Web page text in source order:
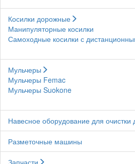
Косилки дорожные
Манипуляторные косилки
Самоходные косилки с
Мульчеры
Мульчеры Femac
Мульчеры Suokone
Навесное оборудование для очистки
Разметочные машины
Запчасти